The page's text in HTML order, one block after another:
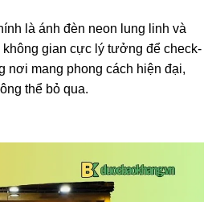
là ánh đèn neon lung linh và
gian cực lý tưởng để check-
nơi mang phong cách hiện đại,
thể bỏ qua.